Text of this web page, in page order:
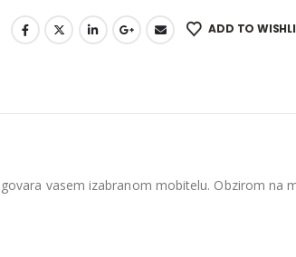
ADD TO
vasem izabranom mobitelu. Obzirom na